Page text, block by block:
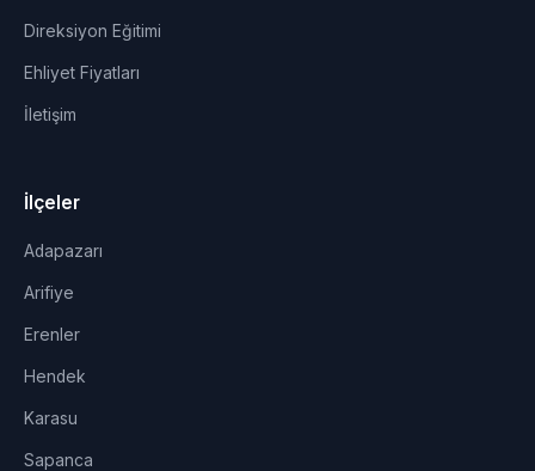
Direksiyon Eğitimi
Ehliyet Fiyatları
İletişim
İlçeler
Adapazarı
Arifiye
Erenler
Hendek
Karasu
Sapanca